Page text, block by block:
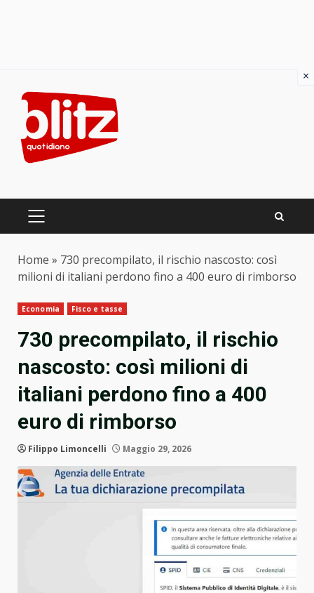
content
PRIMARY
Home » 730 precompilato, il rischio nascosto: così
milioni di italiani perdono fino a 400 euro di rimborso
Economia Fisco e tasse
730 precompilato, il rischio
nascosto: così milioni di
italiani perdono fino a 400
euro di rimborso
Filippo Limoncelli Maggio 29, 2026
×